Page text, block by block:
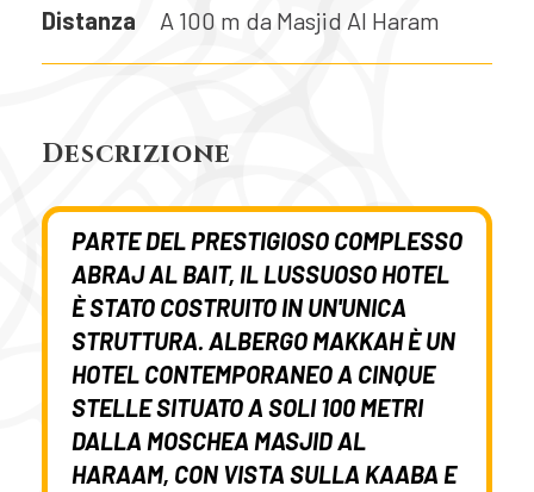
Distanza
A 100 m da Masjid Al Haram
Descrizione
PARTE DEL PRESTIGIOSO COMPLESSO
ABRAJ AL BAIT, IL LUSSUOSO HOTEL
È STATO COSTRUITO IN UN'UNICA
STRUTTURA. ALBERGO MAKKAHÈ UN
HOTEL CONTEMPORANEO A CINQUE
STELLE SITUATO A SOLI 100 METRI
DALLA MOSCHEA MASJID AL
HARAAM, CON VISTA SULLA KAABA E